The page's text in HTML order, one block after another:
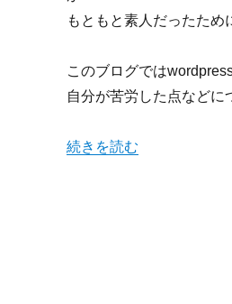
もともと素人だったため
このブログでは
自分が苦労した点などに
“WordPressで子テーマを
続きを読む